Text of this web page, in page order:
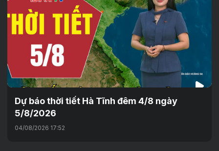
Dự báo thời tiết Hà Tĩnh đêm 4/8 ngày
5/8/2026
04/08/2026 17:52